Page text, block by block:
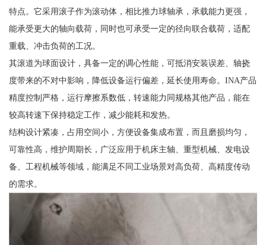
特点。它采用滚子作为滚动体，相比推力球轴承，承载能力更强，
能承受更大的轴向载荷，同时也可承受一定的径向联合载荷，适配
重载、冲击负荷的工况。
其滚道为球面设计，具备一定的调心性能，可抵消安装误差、轴挠
度带来的不对中影响，降低设备运行偏差，延长使用寿命。INA产品
精度控制严格，运行摩擦系数低，转速能力同规格其他产品，能在
较高转速下保持稳定工作，减少能耗和发热。
结构设计紧凑，占用空间小，方便设备集成布置，而且磨损均匀，
可靠性高，维护周期长，广泛应用于机床主轴、重型机械、发电设
备、工程机械等领域，能满足不同工业场景对高负荷、高精度传动
的需求。